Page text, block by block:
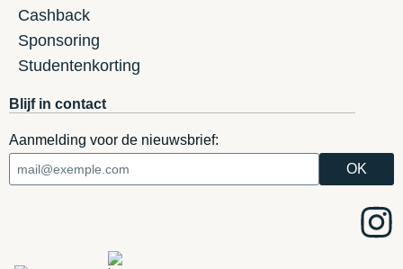
Cashback
Sponsoring
Studentenkorting
Blijf in contact
Aanmelding voor de nieuwsbrief: